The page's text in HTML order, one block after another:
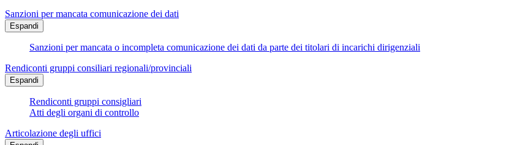
Sanzioni per mancata comunicazione dei dati
Espandi
Sanzioni per mancata o incompleta comunicazione dei dati da parte dei titolari di incarichi dirigenziali
Rendiconti gruppi consiliari regionali/provinciali
Espandi
Rendiconti gruppi consigliari
Atti degli organi di controllo
Articolazione degli uffici